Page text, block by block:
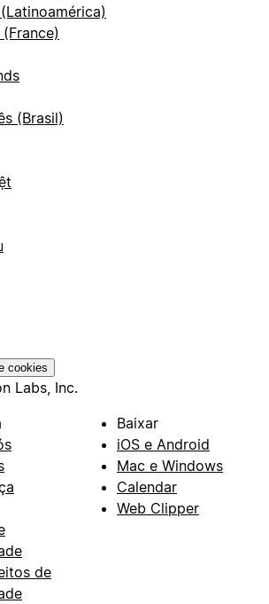
(Brasil)
cookies
Labs, Inc.
de
Baixar
iOS e Android
Mac e Windows
Calendar
Web Clipper